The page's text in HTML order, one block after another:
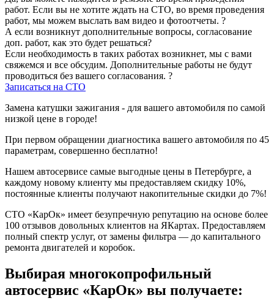
работ. Если вы не хотите ждать на СТО, во время проведения
работ, мы можем выслать вам видео и фотоотчеты. ?
А если возникнут дополнительные вопросы, согласование
доп. работ, как это будет решаться?
Если необходимость в таких работах возникнет, мы с вами
свяжемся и все обсудим. Дополнительные работы не будут
проводиться без вашего согласования. ?
Записаться на СТО
Замена катушки зажигания - для вашего автомобиля по самой
низкой цене в городе!
При первом обращении диагностика вашего автомобиля по 45
параметрам, совершенно бесплатно!
Нашем автосервисе самые выгодные цены в Петербурге, а
каждому новому клиенту мы предоставляем скидку 10%,
постоянные клиенты получают накопительные скидки до 7%!
СТО «КарОк» имеет безупречную репутацию на основе более
100 отзывов довольных клиентов на ЯКартах. Предоставляем
полный спектр услуг, от замены фильтра — до капитального
ремонта двигателей и коробок.
Выбирая многокопрофильный
автосервис «КарОк» вы получаете: